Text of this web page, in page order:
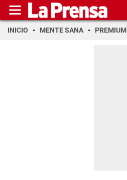
INICIO MENTE SANA PREMIUM